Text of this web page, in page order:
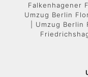
Falkenhagener
Umzug Berlin
| Umzug